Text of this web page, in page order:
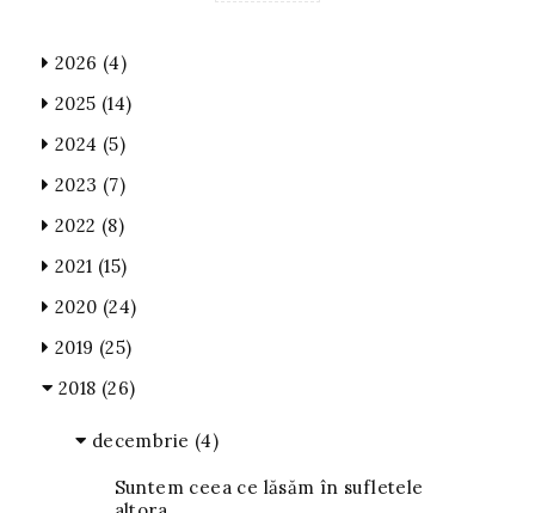
2026 (4)
2025 (14)
2024 (5)
2023 (7)
2022 (8)
2021 (15)
2020 (24)
2019 (25)
2018 (26)
decembrie (4)
Suntem ceea ce lăsăm în sufletele